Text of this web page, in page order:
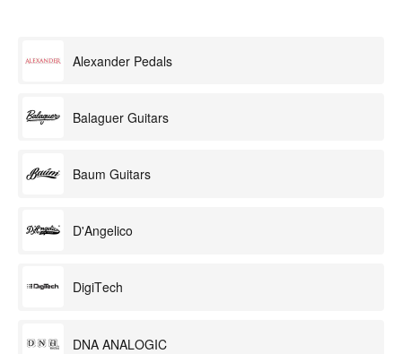
Alexander Pedals
Balaguer Guitars
Baum Guitars
D'Angelico
DigiTech
DNA ANALOGIC